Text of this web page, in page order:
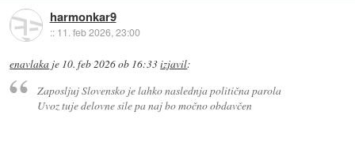
harmonkar9
:: 11. feb 2026, 23:00
enavlaka je 10. feb 2026 ob 16:33izjavil:
Zaposljuj Slovensko je lahko naslednja politična parola
Uvoz tuje delovne sile pa naj bo močno obdavčen